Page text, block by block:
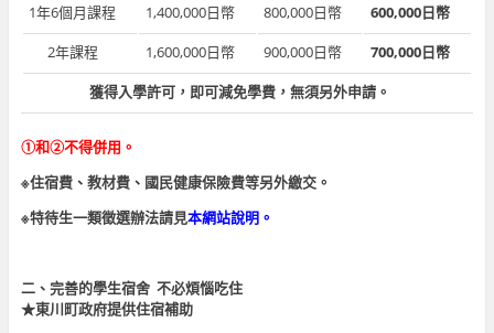
1年6個月課程
1,400,000日幣 800,000日幣
600,000日幣
2年課程
1,600,000日幣 900,000日幣
700,000日幣
獲得入學許可，即可減免學費，無須另外申請。
①和②不得併用。
※住宿費、教材費、國民健康保險費等另外繳交。
※特待生一類徵選辦法請見本網站說明。
二、完善的學生宿舍 不必煩惱吃住
★東川町政府提供住宿補助